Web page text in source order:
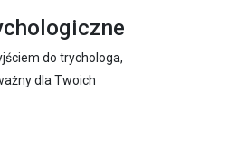
do trychologa,
dla Twoich